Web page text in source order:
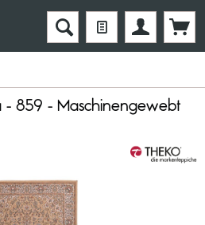
- 859 - Maschinengewebt